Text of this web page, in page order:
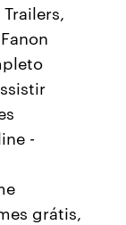
-
grátis,